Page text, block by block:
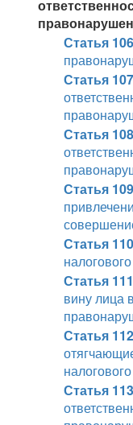
Статья
Статья
Статья
Статья
Статья
Статья
вину лица
Статья
Статья